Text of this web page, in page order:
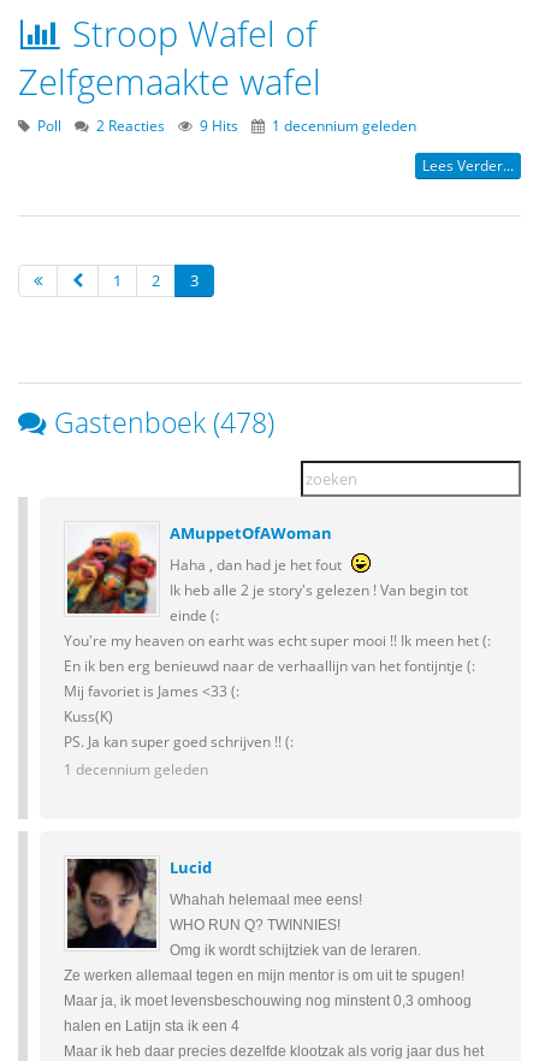
Stroop Wafel of
Zelfgemaakte wafel
Poll 2 Reacties 9 Hits 1 decennium geleden
Lees Verder...
1 2 3
Gastenboek (478)
AMuppetOfAWoman
Haha , dan had je het fout
Ik heb alle 2 je story's gelezen ! Van begin tot
einde (:
You're my heaven on earht was echt super mooi !! Ik meen het (:
En ik ben erg benieuwd naar de verhaallijn van het fontijntje (:
Mij favoriet is James <33 (:
Kuss(K)
PS. Ja kan super goed schrijven !! (:
1 decennium geleden
Lucid
Whahah helemaal mee eens!
WHO RUN Q? TWINNIES!
Omg ik wordt schijtziek van de leraren.
Ze werken allemaal tegen en mijn mentor is om uit te spugen!
Maar ja, ik moet levensbeschouwing nog minstent 0,3 omhoog
halen en Latijn sta ik een 4
Maar ik heb daar precies dezelfde klootzak als vorig jaar dus het